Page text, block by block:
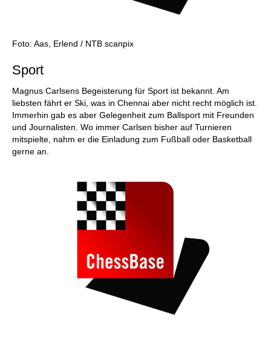
Foto: Aas, Erlend / NTB scanpix
Sport
Magnus Carlsens Begeisterung für Sport ist bekannt. Am
liebsten fährt er Ski, was in Chennai aber nicht recht möglich ist.
Immerhin gab es aber Gelegenheit zum Ballsport mit Freunden
und Journalisten. Wo immer Carlsen bisher auf Turnieren
mitspielte, nahm er die Einladung zum Fußball oder Basketball
gerne an.